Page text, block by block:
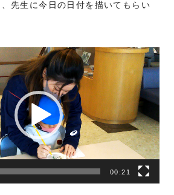
先生に今日の日付を描いてもらい
00:21